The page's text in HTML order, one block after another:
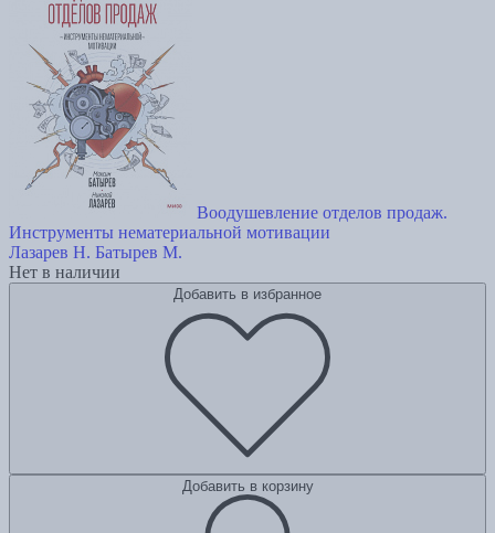
Воодушевление отделов продаж.
Инструменты нематериальной мотивации
Лазарев Н. Батырев М.
Нет в наличии
Добавить в избранное
Добавить в корзину